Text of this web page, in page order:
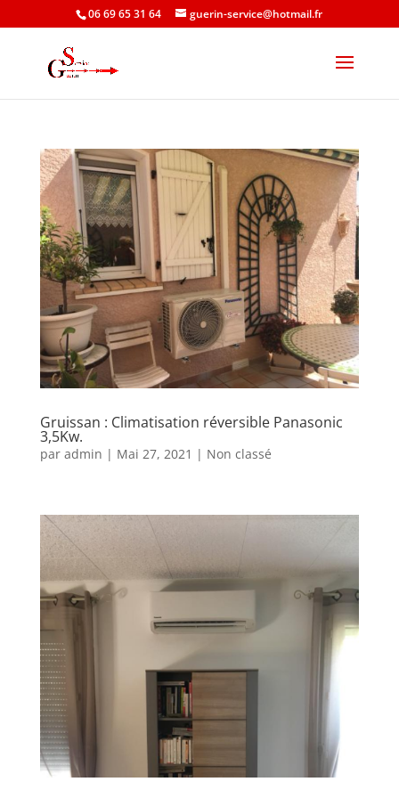
06 69 65 31 64 guerin-service@hotmail.fr
Gruissan : Climatisation réversible Panasonic
3,5Kw.
par admin | Mai 27, 2021 | Non classé